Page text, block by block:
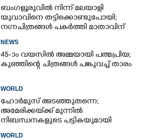
ബംഗളൂരുവിൽ നിന്ന് മലയാളി
യുവാവിനെ തട്ടിക്കൊണ്ടുപോയി;
നഗ്നചിത്രങ്ങൾ പകർത്തി മാതാവിന്
അയച്ചു
NEWS
45-ാം വയസിൽ അമ്മയായി പത്മപ്രിയ;
കുഞ്ഞിന്റെ ചിത്രങ്ങൾ പങ്കുവച്ച് താരം
WORLD
ഹോർമുസ് അടഞ്ഞുതന്നെ;
അമേരിക്കയ്‌ക്ക് മുന്നിൽ
നിബന്ധനകളുടെ പട്ടികയുമായി
ഇറാൻ
WORLD